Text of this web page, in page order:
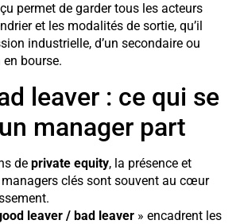
permet de garder tous les acteurs
et les modalités de sortie, qu’il
industrielle, d’un secondaire ou
bourse.
leaver : ce qui se
manager part
de private equity, la présence et
managers clés sont souvent au cœur
leaver / bad leaver » encadrent les